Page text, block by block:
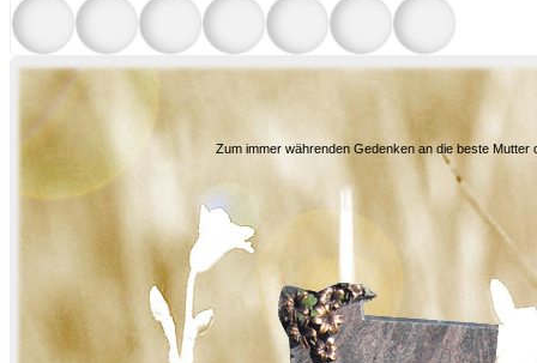
Zum immer währenden Gedenken an die beste Mutter